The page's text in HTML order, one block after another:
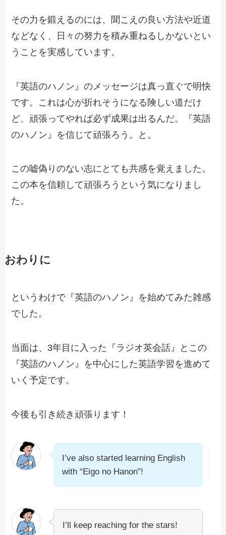
その力を鍛えるのには、聞こえの良い方法や近道
などなく、日々の努力を積み重ねるしかないとい
うことを実感しています。
『英語のハノン』のメッセージは真っ直ぐで明快
です。これは心が折れそうになる険しい道だけ
ど、頑張ってやれば必ず成果は出るんだ。『英語
のハノン』を信じて頑張ろう。と。
この嘘偽りのない志にとても共感を覚えました。
この本を信頼して頑張ろうという気になりまし
た。
おわりに
というわけで『英語のハノン』を始めてみた雑感
でした。
当面は、3年目に入った『ラジオ英会話』とこの
『英語のハノン』を中心にした英語学習を進めて
いく予定です。
今後も引き続き頑張ります！
I’ve also started learning English
with “Eigo no Hanon”!
I’ll keep reaching for the stars!